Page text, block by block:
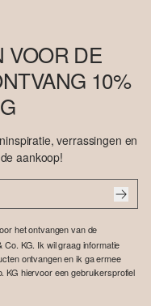
VOOR DE
10%
verrassingen en
aankoop!
het ontvangen van de
KG. Ik wil graag informatie
ontvangen en ik ga ermee
KG hiervoor een gebruikersprofiel